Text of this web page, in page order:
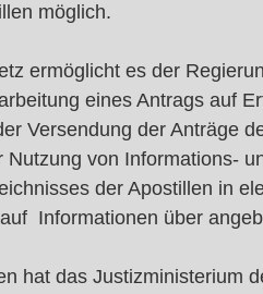
möglich.
ermöglicht es der
eines Antrags auf
Versendung der Anträge
Nutzung von Informations-
der Apostillen in
Informationen über
hat das Justizministerium